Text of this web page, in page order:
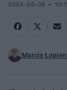
2024-05-06
Marcin